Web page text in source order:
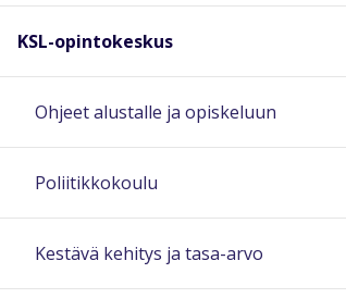
KSL-opintokeskus
Ohjeet alustalle ja opiskeluun
Poliitikkokoulu
Kestävä kehitys ja tasa-arvo